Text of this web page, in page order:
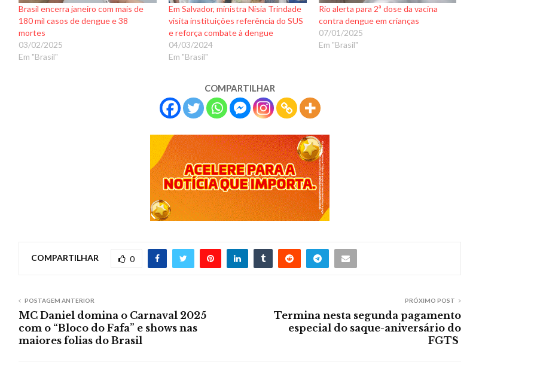
Brasil encerra janeiro com mais de
180 mil casos de dengue e 38
mortes
03/02/2025
Em "Brasil"
Em Salvador, ministra Nísia Trindade
visita instituições referência do SUS
e reforça combate à dengue
04/03/2024
Em "Brasil"
Rio alerta para 2ª dose da vacina
contra dengue em crianças
07/01/2025
Em "Brasil"
COMPARTILHAR
COMPARTILHAR 0
POSTAGEM ANTERIOR
MC Daniel domina o Carnaval 2025
com o “Bloco do Fafa” e shows nas
maiores folias do Brasil
PRÓXIMO POST
Termina nesta segunda pagamento
especial do saque-aniversário do
FGTS